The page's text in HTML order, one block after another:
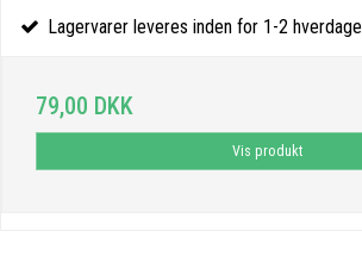
Lagervarer leveres inden for 1-2 hverdage
79,00 DKK
Vis produkt